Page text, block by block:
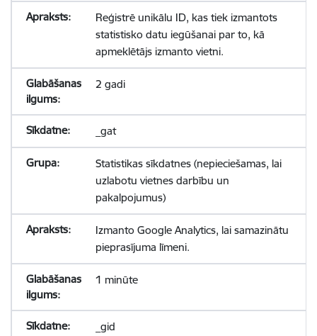
Reģistrē unikālu ID, kas tiek izmantots
statistisko datu iegūšanai par to, kā
apmeklētājs izmanto vietni.
2 gadi
_gat
Statistikas sīkdatnes (nepieciešamas, lai
uzlabotu vietnes darbību un
pakalpojumus)
Izmanto Google Analytics, lai samazinātu
pieprasījuma līmeni.
1 minūte
_gid